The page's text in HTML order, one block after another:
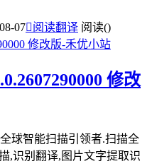
07阅读翻译 阅读()
修改
全球智能扫描引领者.扫描全
,识别翻译,图片文字提取识